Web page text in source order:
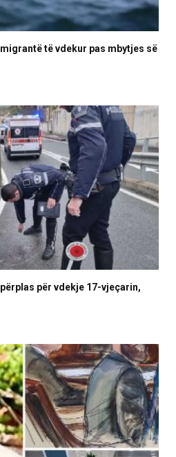
të vdekur pas mbytjes së
për vdekje 17-vjeçarin,